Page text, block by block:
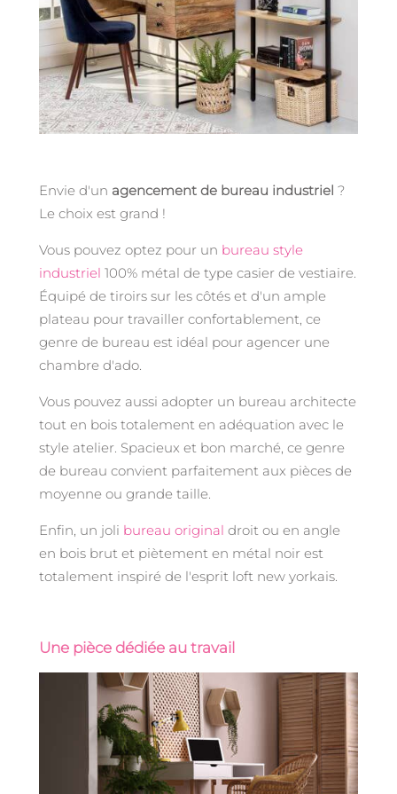
Envie d'un agencement de bureau industriel ?
Le choix est grand !
Vous pouvez optez pour un bureau style
industriel 100% métal de type casier de vestiaire.
Équipé de tiroirs sur les côtés et d'un ample
plateau pour travailler confortablement, ce
genre de bureau est idéal pour agencer une
chambre d'ado.
Vous pouvez aussi adopter un bureau architecte
tout en bois totalement en adéquation avec le
style atelier. Spacieux et bon marché, ce genre
de bureau convient parfaitement aux pièces de
moyenne ou grande taille.
Enfin, un joli bureau original droit ou en angle
en bois brut et piètement en métal noir est
totalement inspiré de l'esprit loft new yorkais.
Une pièce dédiée au travail